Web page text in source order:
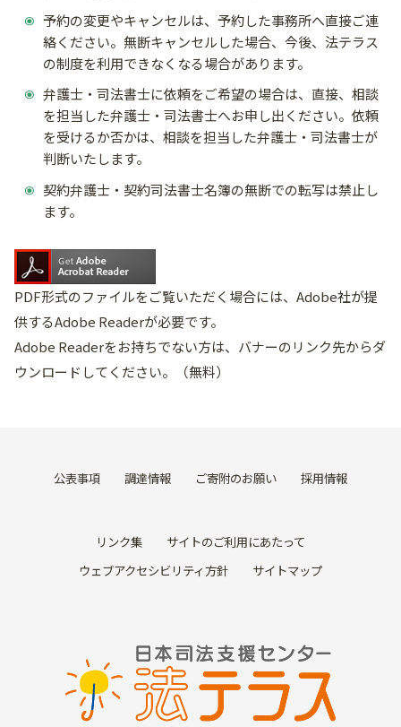
予約の変更やキャンセルは、予約した事務所へ直接ご連
絡ください。無断キャンセルした場合、今後、法テラス
の制度を利用できなくなる場合があります。
弁護士・司法書士に依頼をご希望の場合は、直接、相談
を担当した弁護士・司法書士へお申し出ください。依頼
を受けるか否かは、相談を担当した弁護士・司法書士が
判断いたします。
契約弁護士・契約司法書士名簿の無断での転写は禁止し
ます。
PDF形式のファイルをご覧いただく場合には、Adobe社が提
供するAdobe Readerが必要です。
Adobe Readerをお持ちでない方は、バナーのリンク先からダ
ウンロードしてください。（無料）
公表事項 調達情報 ご寄附のお願い 採用情報
リンク集
サイトのご利用にあたって
ウェブアクセシビリティ方針
サイトマップ